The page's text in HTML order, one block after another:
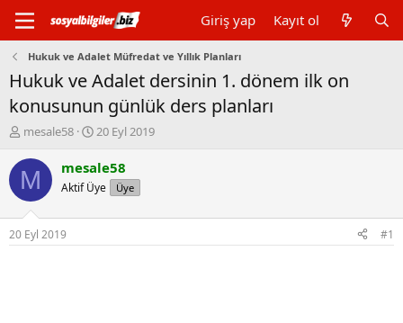
Giriş yap Kayıt ol
Hukuk ve Adalet Müfredat ve Yıllık Planları
Hukuk ve Adalet dersinin 1. dönem ilk on
konusunun günlük ders planları
K
n
b
y
u
b
mesale58
B
ş
a
ı
20 Eyl 2019
M mesale58
Aktif Üye Üye
20 Eyl 2019 #1